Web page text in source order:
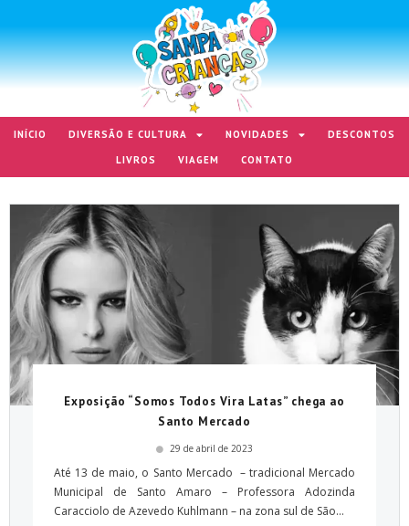
INÍCIO DIVERSÃO E CULTURA NOVIDADES
DESCONTOS
LIVROS
VIAGEM CONTATO
Exposição “Somos Todos Vira Latas” chega ao
Santo Mercado
29 de abril de 2023
Até 13 de maio, o Santo Mercado – tradicional Mercado
Municipal de Santo Amaro – Professora Adozinda
Caracciolo de Azevedo Kuhlmann – na zona sul de São...